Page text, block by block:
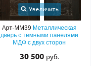
Увеличить
Арт-ММ39 Металлическая
дверь с темными панелями
МДФ с двух сторон
30 500 руб.